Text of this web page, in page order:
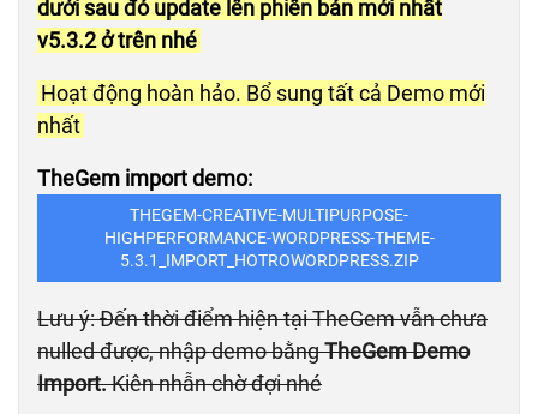
dưới sau đó update lên phiên bản mới nhất
v5.3.2 ở trên nhé
Hoạt động hoàn hảo. Bổ sung tất cả Demo mới
nhất
TheGem import demo:
THEGEM-CREATIVE-MULTIPURPOSE-
HIGHPERFORMANCE-WORDPRESS-THEME-
5.3.1_IMPORT_HOTROWORDPRESS.ZIP
Lưu ý: Đến thời điểm hiện tại TheGem vẫn chưa
nulled được, nhập demo bằngTheGem Demo
Import.Kiên nhẫn chờ đợi nhé